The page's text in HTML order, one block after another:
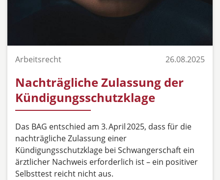
Arbeitsrecht 26.08.2025
Nachträgliche Zulassung der
Kündigungsschutzklage
Das BAG entschied am 3. April 2025, dass für die
nachträgliche Zulassung einer
Kündigungsschutzklage bei Schwangerschaft ein
ärztlicher Nachweis erforderlich ist – ein positiver
Selbsttest reicht nicht aus.